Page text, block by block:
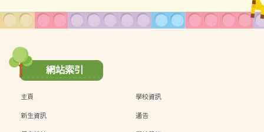
網站索引
主頁
學校資訊
新生資訊
通告